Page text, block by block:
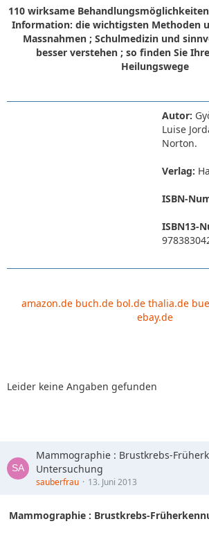
110 wirksame
Information: die wichtigsten Methoden
Massnahmen ; Schulmedizin und
besser verstehen ; so finden Sie
Heilungswege
Autor:
Luise
Norton.
Verlag:
ISBN-
ISBN13-
amazon.de buch.de bol.de thalia.de
ebay.de
Leider keine Angaben gefunden
Mammographie : Brustkrebs-
Untersuchung
sauberfrau 13. Juni 2013
Mammographie : Brustkrebs-